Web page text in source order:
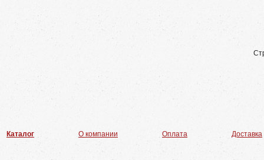
Каталог О компании Оплата Доставка